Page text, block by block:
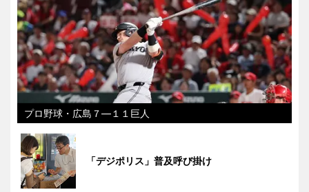
プロ野球・広島７―１１巨人
「デジポリス」普及呼び掛け